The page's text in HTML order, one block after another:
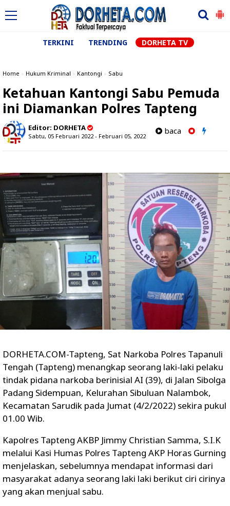
TERKINI TRENDING DORHETA TV
Home » Hukum Kriminal » Kantongi » Sabu
Ketahuan Kantongi Sabu Pemuda
ini Diamankan Polres Tapteng
Editor: DORHETA
Sabtu, 05 Februari 2022 - Februari 05, 2022
baca
DORHETA.COM-Tapteng, Sat Narkoba Polres Tapanuli
Tengah (Tapteng) menangkap seorang laki-laki pelaku
tindak pidana narkoba berinisial AI (39), di Jalan Sibolga
Padang Sidempuan, Kelurahan Sibuluan Nalambok,
Kecamatan Sarudik pada Jumat (4/2/2022) sekira pukul
01.00 Wib.
Kapolres Tapteng AKBP Jimmy Christian Samma, S.I.K
melalui Kasi Humas Polres Tapteng AKP Horas Gurning
menjelaskan, sebelumnya mendapat informasi dari
masyarakat adanya seorang laki laki berikut ciri cirinya
yang akan menjual sabu.